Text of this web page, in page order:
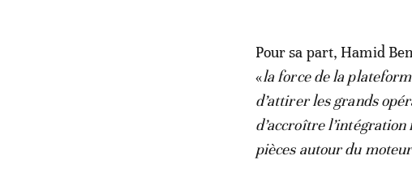
Pour sa part, Hamid
«la force de la
d’attirer les grands
d’accroître
pièces autour du moteur